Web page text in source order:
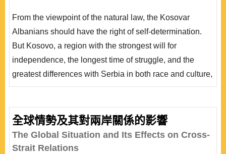
縛、阿裔實力不足以及國際社會不支持等四項障礙而無法
實現。在國際社會的態度方面，本文指出「維持區域權力
平衡」並非國際社會重要成員不願支持科索沃獨立的主要
原因，「區域和平與..
From the viewpoint of the natural law, the Kosovar
Albanians should have the right of self-determination.
But Kosovo, a region with the strongest will for
independence, the longest time of struggle, and the
greatest differences with Serbia in both race and culture,
still cannot achieve its independence until now when
and Macedonia, which were separated from the
Yugoslav Federation and all became independent
successively at the early 1990's. This article argues that
全球情勢及其對兩岸關係的影響
The Global Situation and Its Effects on Cross-
Strait Relations